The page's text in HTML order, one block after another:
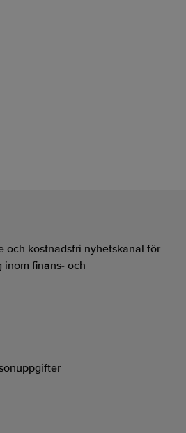
och kostnadsfri nyhetskanal för
finans- och